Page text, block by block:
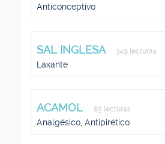
Anticonceptivo
SAL INGLESA 349 lecturas
Laxante
ACAMOL 85 lecturas
Analgésico, Antipirético